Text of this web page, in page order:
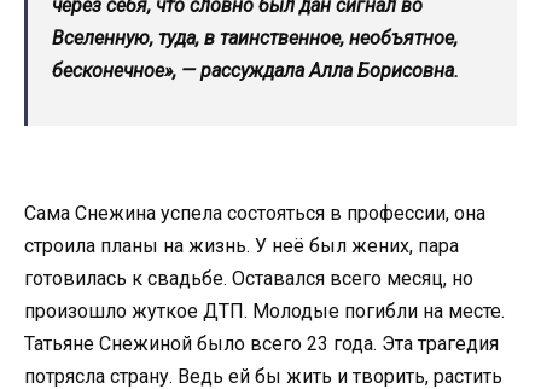
через себя, что словно был дан сигнал во
Вселенную, туда, в таинственное, необъятное,
бесконечное», — рассуждала Алла Борисовна.
Сама Снежина успела состояться в профессии, она
строила планы на жизнь. У неё был жених, пара
готовилась к свадьбе. Оставался всего месяц, но
произошло жуткое ДТП. Молодые погибли на месте.
Татьяне Снежиной было всего 23 года. Эта трагедия
потрясла страну. Ведь ей бы жить и творить, растить